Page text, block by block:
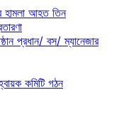
হামলা আহত তিন
প্রধান/ বস/ ম্যানেজার
কমিটি গঠন